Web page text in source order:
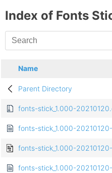
Index of Fonts
Name
Parent Directory
fonts-stick_1.000-
fonts-stick_1.000-
fonts-stick_1.000-
fonts-stick_1.000-